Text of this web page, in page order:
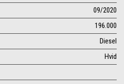
09/2020
196.000
Diesel
Hvid